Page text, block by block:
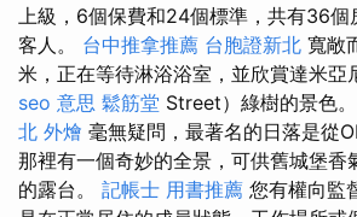
上級，6個保費和24個標準，共有36個
客人。 台中推拿推薦 台胞證新北 寬敞
米，正在等待淋浴浴室，並欣賞達米
seo 意思 鬆筋堂 Street）綠樹的景色。
北 外燴 毫無疑問，最著名的日落是從
那裡有一個奇妙的全景，可供舊城堡香
的露台。 記帳士 用書推薦 您有權向監